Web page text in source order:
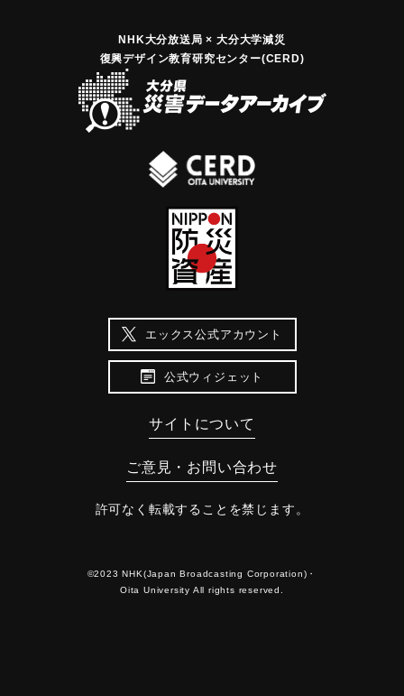
NHK大分放送局 × 大分大学減災
復興デザイン教育研究センター(CERD)
エックス公式アカウント
公式ウィジェット
サイトについて
ご意見・お問い合わせ
許可なく転載することを禁じます。
©2023 NHK(Japan Broadcasting Corporation)・
Oita University All rights reserved.